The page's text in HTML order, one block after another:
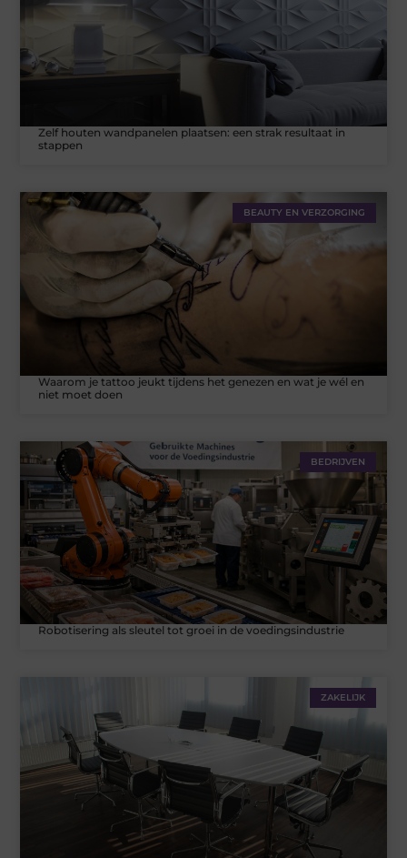
Zelf houten wandpanelen plaatsen: een strak resultaat in
stappen
BEAUTY EN VERZORGING
Waarom je tattoo jeukt tijdens het genezen en wat je wél en
niet moet doen
BEDRIJVEN
Robotisering als sleutel tot groei in de voedingsindustrie
ZAKELIJK